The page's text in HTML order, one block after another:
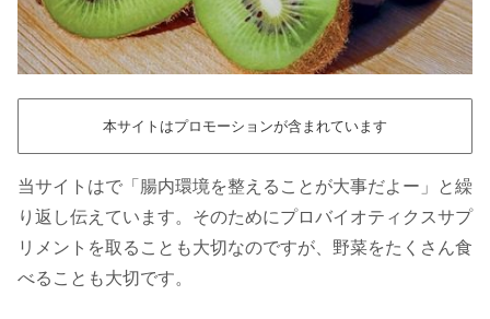
本サイトはプロモーションが含まれています
当サイトはで「腸内環境を整えることが大事だよー」と繰
り返し伝えています。そのためにプロバイオティクスサプ
リメントを取ることも大切なのですが、野菜をたくさん食
べることも大切です。